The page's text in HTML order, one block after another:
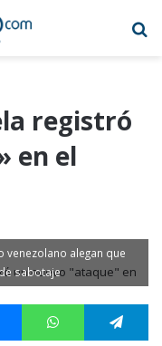
registró
en el
alegan que
sabotaje
MessengerWhatsApp